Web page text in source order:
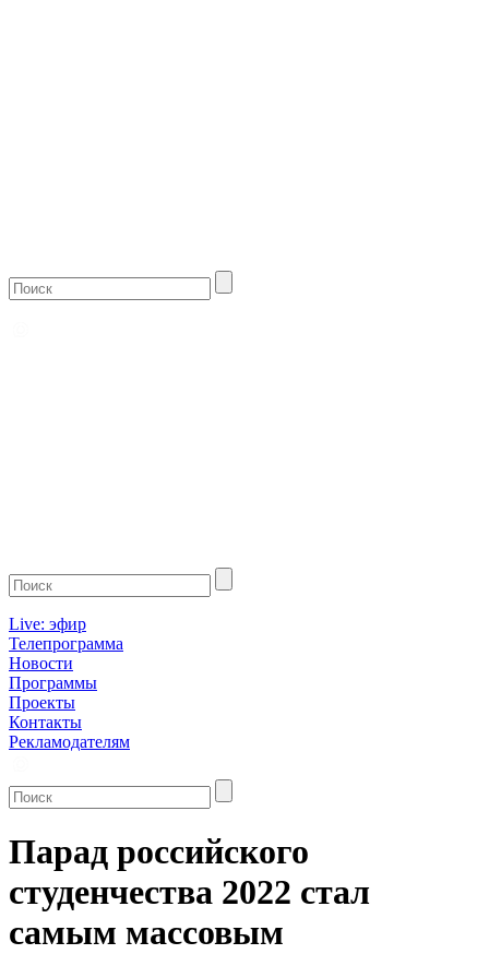
Live: эфир
Телепрограмма
Новости
Программы
Проекты
Контакты
Рекламодателям
Парад российского
студенчества 2022 стал
самым массовым